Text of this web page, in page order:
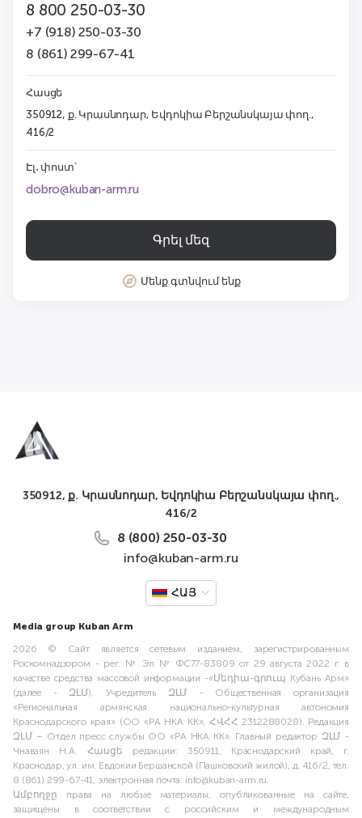
8 800 250-03-30
+7 (918) 250-03-30
8 (861) 299-67-41
Հասցե
350912, ք. Կրասնոդար, Եվդոկիա Բերշանսկայա փող.,
416/2
Էլ․ փոստ՝
dobro@kuban-arm.ru
Գրել մեզ
Մենք գտնվում ենք
350912, ք. Կրասնոդար, Եվդոկիա Բերշանսկայա փող.,
416/2
8 (800) 250-03-30
info@kuban-arm.ru
ՀԱՅ
Media group Kuban Arm
2026 © Сайт является сетевым изданием, зарегистрированным
Роскомнадзором - рег. № Эл № ФС77-83809 от 29 августа 2022 г. в
качестве средства массовой информации -«Մեդիա-գրուպ Кубань Арм»
(далее - ԶԼՄ). Учредитель ԶԼՄ - Общественная организация
«Региональная армянская национально-культурная автономия
Краснодарского края» (ОО «РА НКА КК», ՀՎՀՀ 2312288028). Редакция
ԶԼՄ – Отдел пресс службы ОО «РА НКА КК». Главный редактор ԶԼՄ -
Чнаваян Н.А. Հասցե редакции: 350911, Краснодарский край, г.
Краснодар, ул. им. Евдокии Бершанской (Пашковский жилой), д. 416/2, тел.
8 (861) 299-67-41, электронная почта: info@kuban-arm.ru.
Ամբողջը права на любые материалы, опубликованные на сайте,
защищены в соответствии с российским и международным